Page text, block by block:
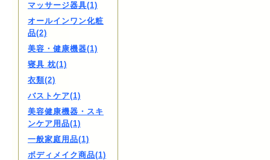
マッサージ器具(1)
オールインワン化粧
品(2)
美容・健康機器(1)
寝具 枕(1)
衣類(2)
バストケア(1)
美容健康機器・スキ
ンケア用品(1)
一般家庭用品(1)
ボディメイク商品(1)